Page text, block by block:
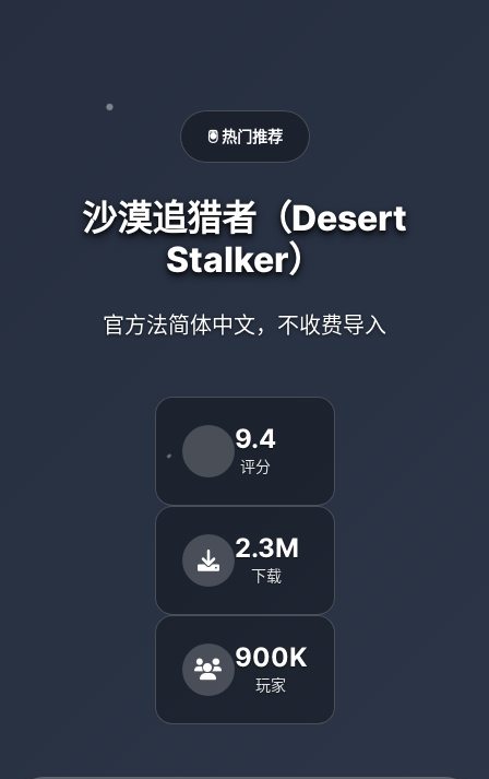
🖲️ 热门推荐
沙漠追猎者（Desert
Stalker）
官方法简体中文，不收费导入
9.4
评分
2.3M
下载
900K
玩家